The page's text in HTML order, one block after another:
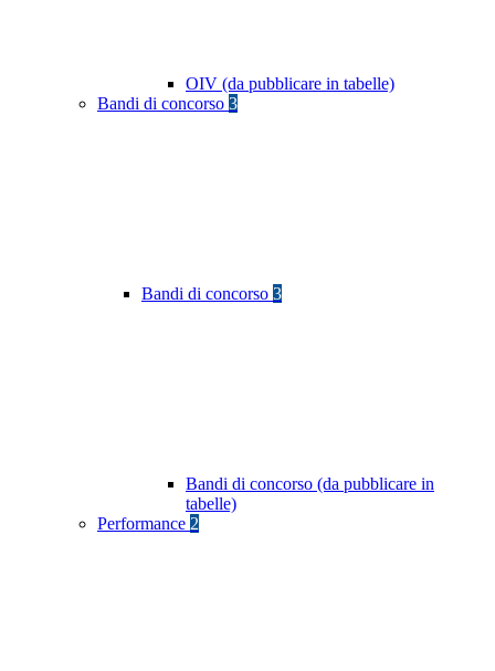
OIV (da pubblicare in tabelle)
Bandi di concorso 3
Bandi di concorso 3
Bandi di concorso (da pubblicare in
tabelle)
Performance 2